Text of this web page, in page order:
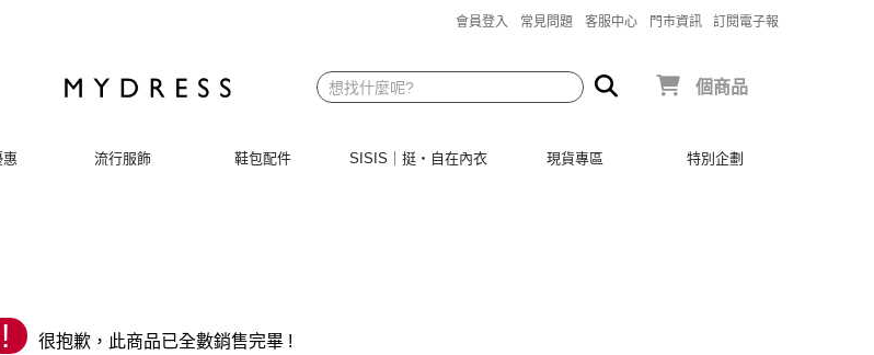
會員登入 常見問題 客服中心 門市資訊 訂閱電子報
個商品
惠 流行服飾 鞋包配件 SISIS｜挺‧自在內衣 現貨專區 特別企劃
很抱歉，此商品已全數銷售完畢 !